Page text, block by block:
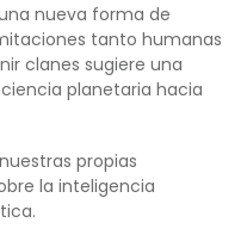
nueva forma de
tanto humanas
clanes sugiere una
planetaria hacia
propias
la inteligencia